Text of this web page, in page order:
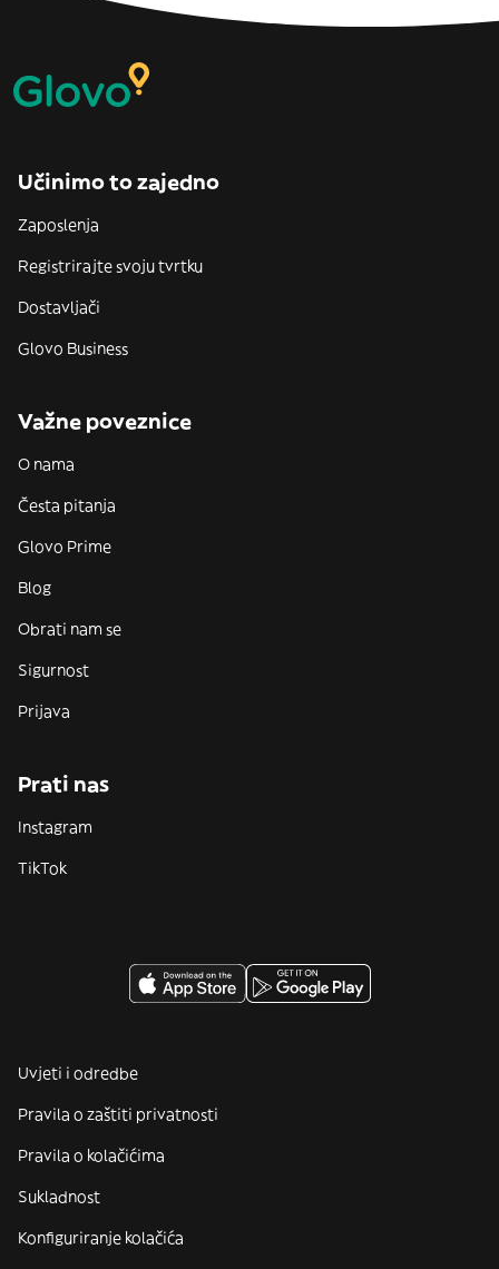
Učinimo to zajedno
Zaposlenja
Registrirajte svoju tvrtku
Dostavljači
Glovo Business
Važne poveznice
O nama
Česta pitanja
Glovo Prime
Blog
Obrati nam se
Sigurnost
Prijava
Prati nas
Instagram
TikTok
Uvjeti i odredbe
Pravila o zaštiti privatnosti
Pravila o kolačićima
Sukladnost
Konfiguriranje kolačića